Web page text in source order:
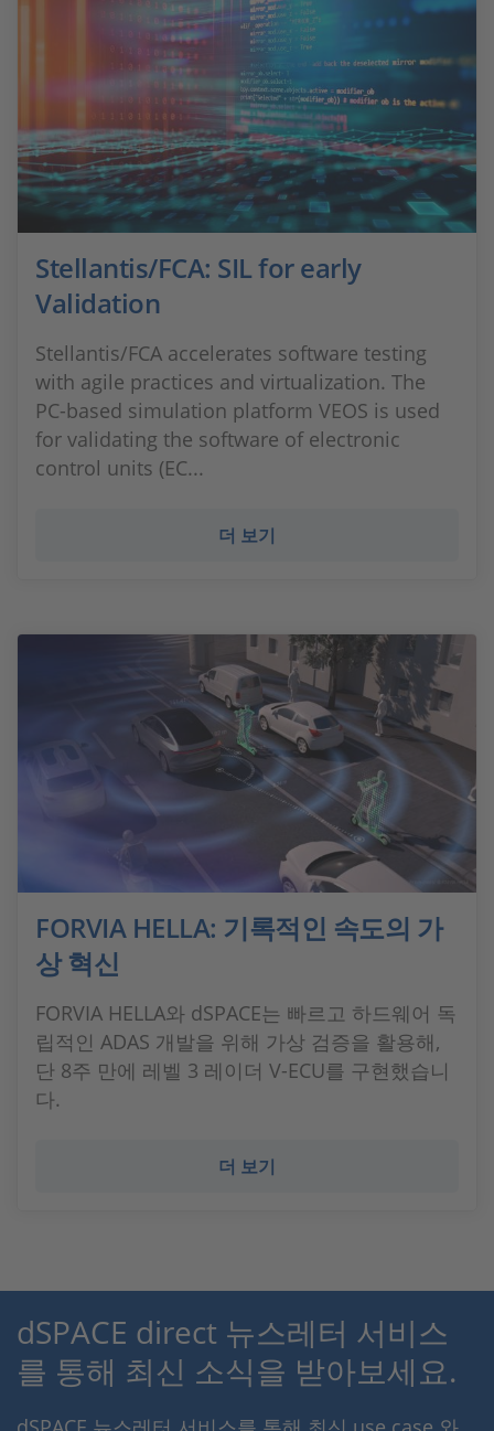
Stellantis/FCA: SIL for early
Validation
Stellantis/FCA accelerates software testing
with agile practices and virtualization. The
PC-based simulation platform VEOS is used
for validating the software of electronic
control units (EC...
더 보기
FORVIA HELLA: 기록적인 속도의 가
상 혁신
FORVIA HELLA와 dSPACE는 빠르고 하드웨어 독
립적인 ADAS 개발을 위해 가상 검증을 활용해,
단 8주 만에 레벨 3 레이더 V-ECU를 구현했습니
다.
더 보기
dSPACE direct 뉴스레터 서비스
를 통해 최신 소식을 받아보세요.